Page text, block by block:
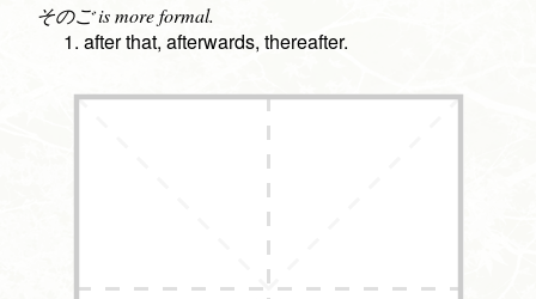
そのご is more formal.
after that, afterwards, thereafter.